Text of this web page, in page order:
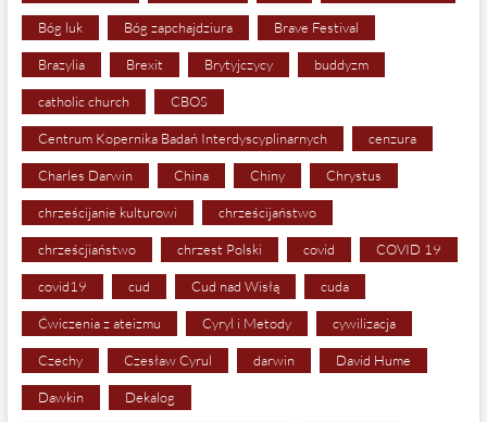
Bóg luk Bóg zapchajdziura Brave Festival
Brazylia Brexit Brytyjczycy buddyzm
catholic church CBOS
Centrum Kopernika Badań Interdyscyplinarnych cenzura
Charles Darwin China Chiny Chrystus
chrześcijanie kulturowi chrześcijaństwo
chrześcjiaństwo chrzest Polski covid COVID 19
covid19 cud Cud nad Wisłą cuda
Ćwiczenia z ateizmu Cyryl i Metody cywilizacja
Czechy Czesław Cyrul darwin David Hume
Dawkin Dekalog